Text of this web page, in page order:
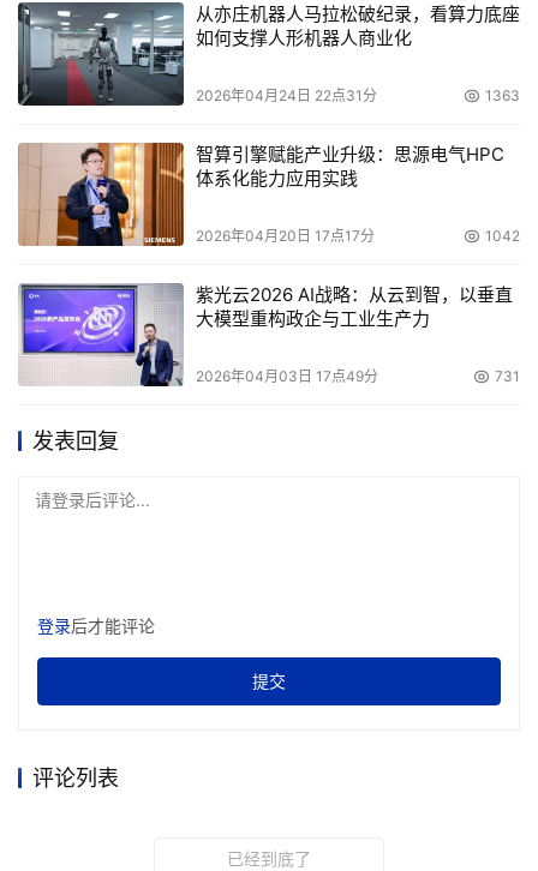
从亦庄机器人马拉松破纪录，看算力底座
如何支撑人形机器人商业化
2026年04月24日 22点31分 1363
智算引擎赋能产业升级：思源电气HPC
体系化能力应用实践
2026年04月20日 17点17分 1042
紫光云2026 AI战略：从云到智，以垂直
大模型重构政企与工业生产力
2026年04月03日 17点49分 731
发表回复
请登录后评论...
登录后才能评论
提交
评论列表
已经到底了